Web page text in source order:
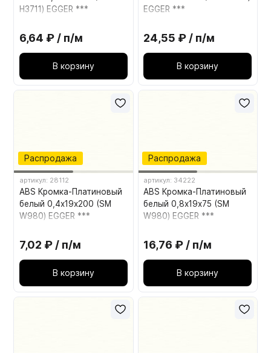
H3711) EGGER ***
6,64 ₽ / п/м
В корзину
EGGER ***
24,55 ₽ / п/м
В корзину
Распродажа
артикул: 28112
ABS Кромка-Платиновый
белый 0,4х19х200 (SM
W980) EGGER ***
7,02 ₽ / п/м
В корзину
Распродажа
артикул: 34222
ABS Кромка-Платиновый
белый 0,8х19х75 (SM
W980) EGGER ***
16,76 ₽ / п/м
В корзину